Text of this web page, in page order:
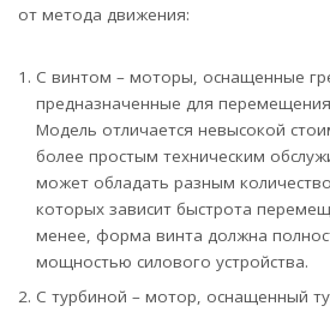
от метода движения:
С винтом – моторы, оснащенные
предназначенные для
Модель отличается невысокой
более простым техническим
может обладать разным
которых зависит быстрота
менее, форма винта должна
мощностью силового устройства.
С турбиной – мотор, оснащенный